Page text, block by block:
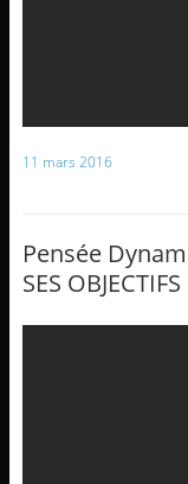
11 mars 2016
Pensée
SES